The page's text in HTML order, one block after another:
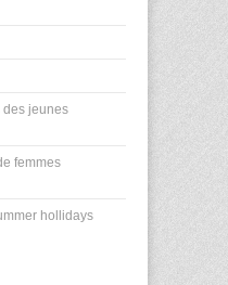
des jeunes
femmes
hollidays